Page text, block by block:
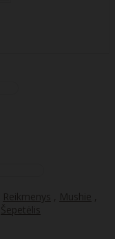
Reikmenys , Mushie ,
Šepetėlis